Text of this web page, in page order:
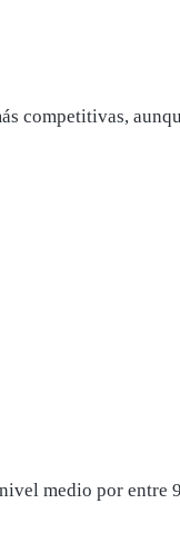
competitivas,
medio por